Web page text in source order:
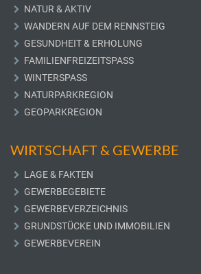
NATUR & AKTIV
WANDERN AUF DEM RENNSTEIG
GESUNDHEIT & ERHOLUNG
FAMILIENFREIZEITSPASS
WINTERSPASS
NATURPARKREGION
GEOPARKREGION
WIRTSCHAFT & GEWERBE
LAGE & FAKTEN
GEWERBEGEBIETE
GEWERBEVERZEICHNIS
GRUNDSTÜCKE UND IMMOBILIEN
GEWERBEVEREIN